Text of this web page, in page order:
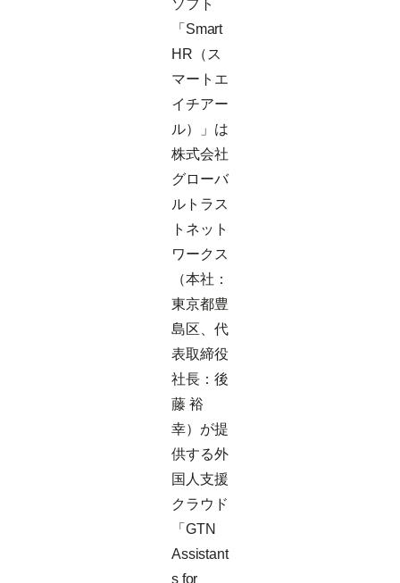
ソフト
「Smart
HR（ス
マートエ
イチアー
ル）」は
株式会社
グローバ
ルトラス
トネット
ワークス
（本社：
東京都豊
島区、代
表取締役
社長：後
藤 裕
幸）が提
供する外
国人支援
クラウド
「GTN
Assistant
s for